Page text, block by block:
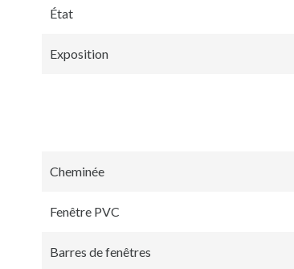
État
Exposition
Cheminée
Fenêtre PVC
Barres de fenêtres